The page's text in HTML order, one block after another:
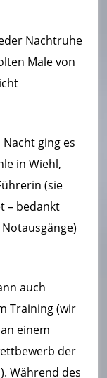
Nachtruhe
Male von
ging es
in Wiehl,
(sie
– bedankt
auch
Training (wir
einem
der
Während des